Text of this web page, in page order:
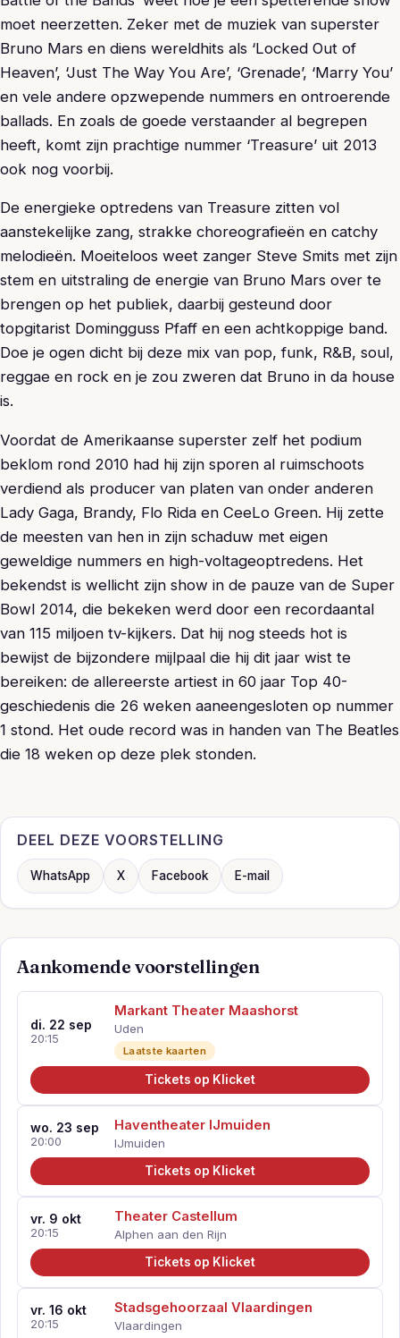
moet neerzetten. Zeker met de muziek van superster
Bruno Mars en diens wereldhits als ‘Locked Out of
Heaven’, ‘Just The Way You Are’, ‘Grenade’, ‘Marry You’
en vele andere opzwepende nummers en ontroerende
ballads. En zoals de goede verstaander al begrepen
heeft, komt zijn prachtige nummer ‘Treasure’ uit 2013
ook nog voorbij.
De energieke optredens van Treasure zitten vol
aanstekelijke zang, strakke choreografieën en catchy
melodieën. Moeiteloos weet zanger Steve Smits met zijn
stem en uitstraling de energie van Bruno Mars over te
brengen op het publiek, daarbij gesteund door
topgitarist Domingguss Pfaff en een achtkoppige band.
Doe je ogen dicht bij deze mix van pop, funk, R&B, soul,
reggae en rock en je zou zweren dat Bruno in da house
is.
Voordat de Amerikaanse superster zelf het podium
beklom rond 2010 had hij zijn sporen al ruimschoots
verdiend als producer van platen van onder anderen
Lady Gaga, Brandy, Flo Rida en CeeLo Green. Hij zette
de meesten van hen in zijn schaduw met eigen
geweldige nummers en high-voltageoptredens. Het
bekendst is wellicht zijn show in de pauze van de Super
Bowl 2014, die bekeken werd door een recordaantal
van 115 miljoen tv-kijkers. Dat hij nog steeds hot is
bewijst de bijzondere mijlpaal die hij dit jaar wist te
bereiken: de allereerste artiest in 60 jaar Top 40-
geschiedenis die 26 weken aaneengesloten op nummer
1 stond. Het oude record was in handen van The Beatles
die 18 weken op deze plek stonden.
DEEL DEZE VOORSTELLING
WhatsApp X Facebook E-mail
Aankomende voorstellingen
di. 22 sep
20:15
Markant Theater Maashorst
Uden
Laatste kaarten
Tickets op Klicket
wo. 23 sep
20:00
Haventheater IJmuiden
IJmuiden
Tickets op Klicket
vr. 9 okt
20:15
Theater Castellum
Alphen aan den Rijn
Tickets op Klicket
vr. 16 okt
20:15
Stadsgehoorzaal Vlaardingen
Vlaardingen